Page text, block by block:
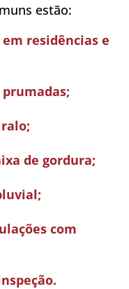
estão:
residências e
de gordura;
com